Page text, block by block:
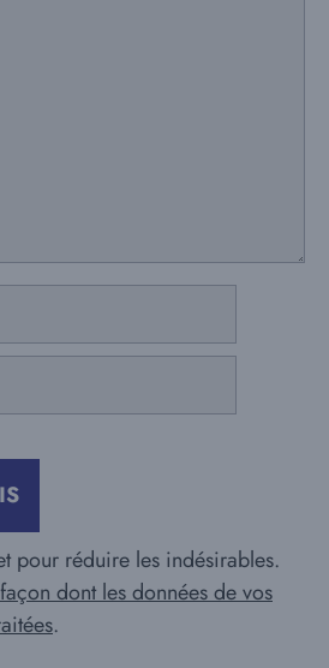
pour réduire les indésirables.
dont les données de vos
.